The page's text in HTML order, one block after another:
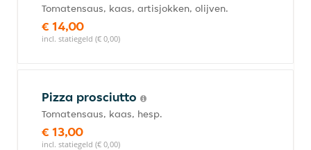
Tomatensaus, kaas, artisjokken, olijven.
€ 14,00
incl. statiegeld (€ 0,00)
Pizza prosciutto
Tomatensaus, kaas, hesp.
€ 13,00
incl. statiegeld (€ 0,00)